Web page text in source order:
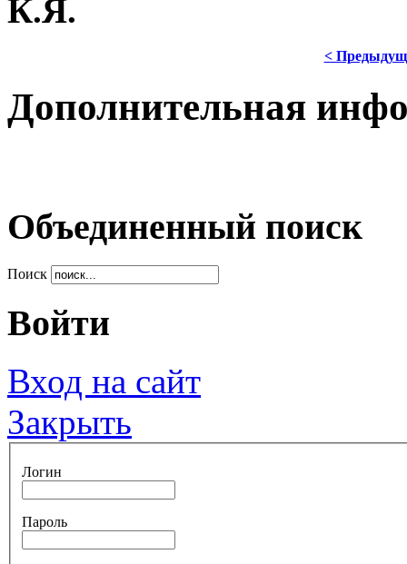
К.Я.
<
Дополнительная
Объединенный поиск
Поиск
Войти
Вход на сайт
Закрыть
Логин
Пароль